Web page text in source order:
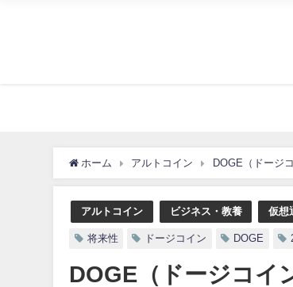
ホーム アルトコイン DOGE（ドージ
アルトコイン ビジネス・教養 仮想
将来性 ドージコイン DOGE
DOGE（ドージコイ